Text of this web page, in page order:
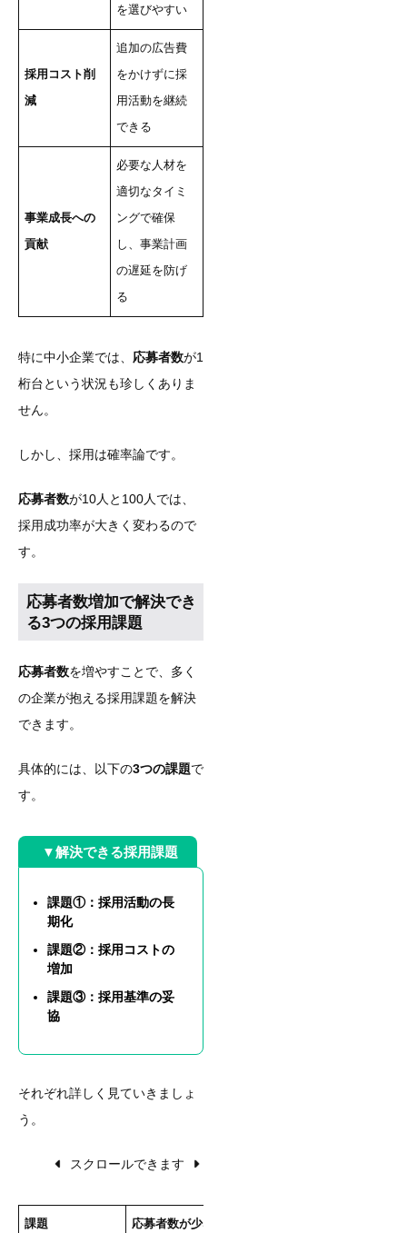
を選びやすい
採用コスト削
減
追加の広告費
をかけずに採
用活動を継続
できる
事業成長への
貢献
必要な人材を
適切なタイミ
ングで確保
し、事業計画
の遅延を防げ
る
特に中小企業では、 応募者数が1
桁台という状況も珍しくありま
せん。
しかし、採用は確率論です。
応募者数が10人と100人では、
採用成功率が大きく変わるので
す。
応募者数増加で解決でき
る3つの採用課題
応募者数を増やすことで、多く
の企業が抱える採用課題を解決
できます。
具体的には、以下の3つの課題で
す。
▼解決できる採用課題
課題①：採用活動の長
期化
課題②：採用コストの
増加
課題③：採用基準の妥
協
それぞれ詳しく見ていきましょ
う。
スクロールできます
課題 応募者数が少ない場合